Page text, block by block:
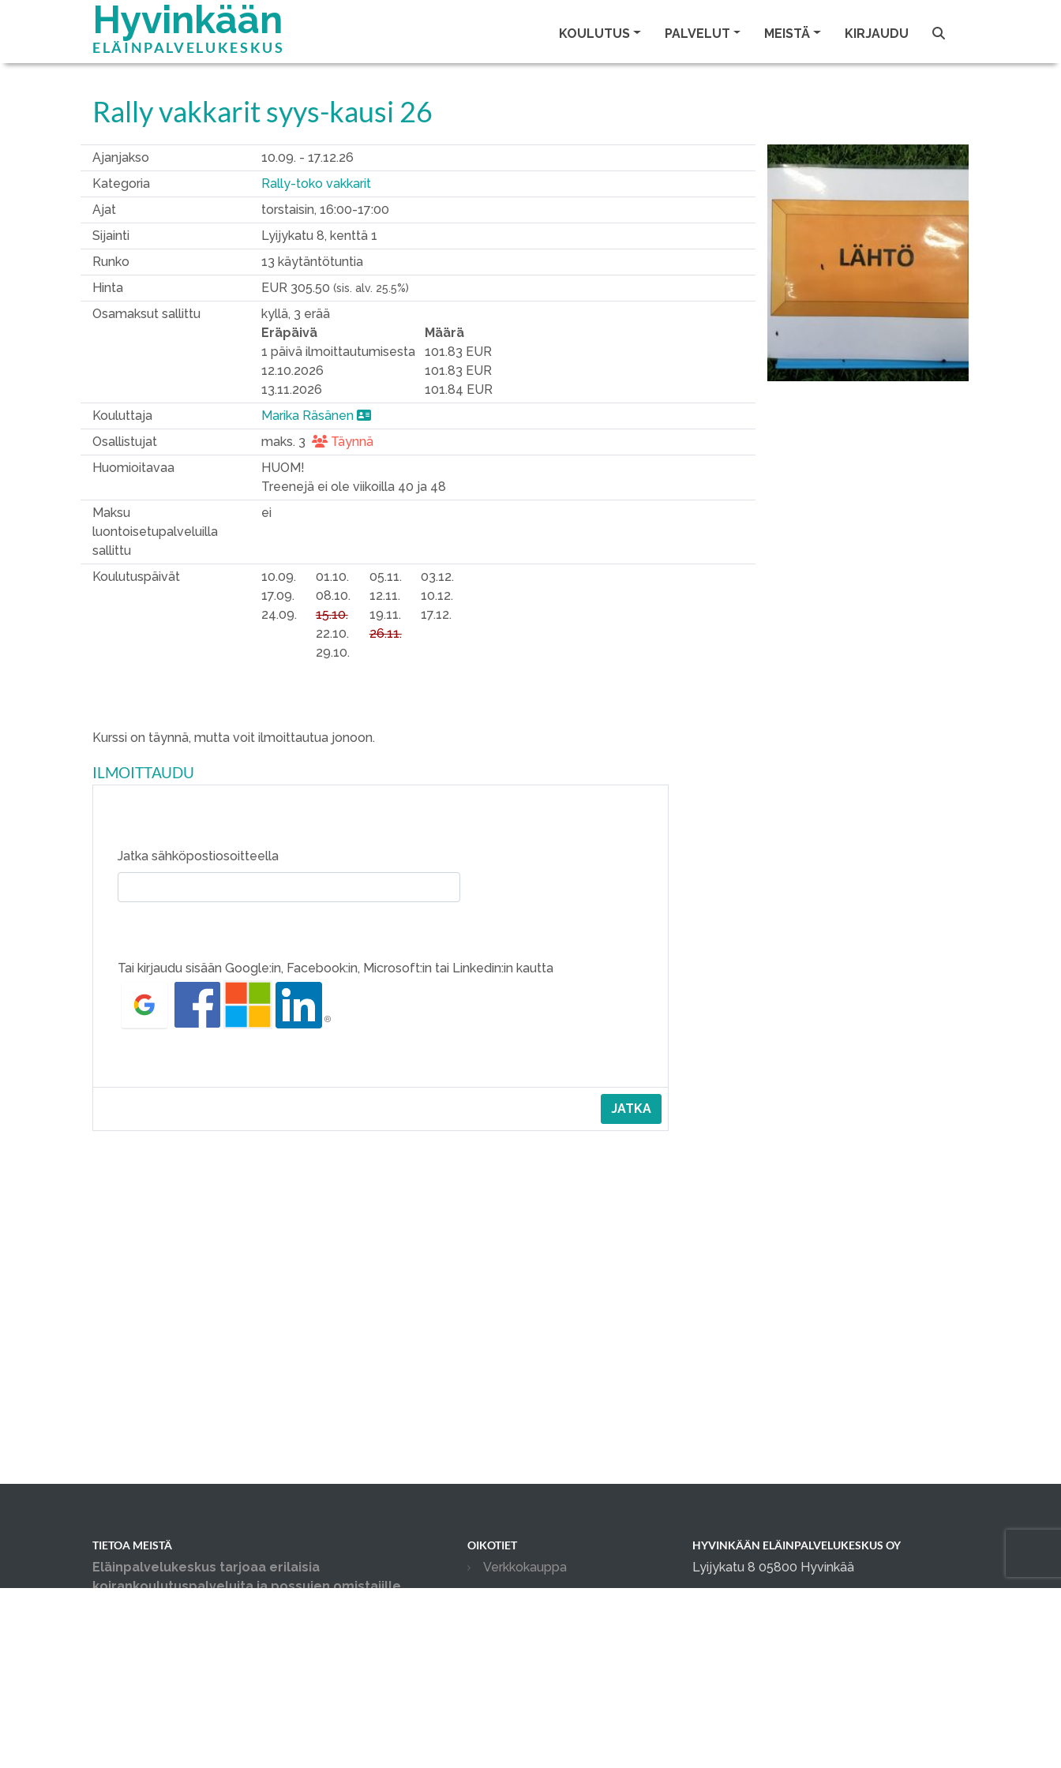
Hyvinkään
ELÄINPALVELUKESKUS
KOULUTUS PALVELUT MEISTÄ KIRJAUDU
Rally vakkarit syys-kausi 26
Ajanjakso
10.09. - 17.12.26
Kategoria
Rally-toko vakkarit
Ajat
torstaisin, 16:00-17:00
Sijainti
Lyijykatu 8, kenttä 1
Runko
13 käytäntötuntia
Hinta
EUR 305.50 (sis. alv. 25.5%)
Osamaksut sallittu
kyllä, 3 erää
Eräpäivä
Määrä
1 päivä ilmoittautumisesta
101.83 EUR
12.10.2026
101.83 EUR
13.11.2026
101.84 EUR
Kouluttaja
Marika Räsänen
Osallistujat
maks. 3
Täynnä
Huomioitavaa
HUOM!
Treenejä ei ole viikoilla 40 ja 48
Maksu
luontoisetupalveluilla
sallittu
ei
Koulutuspäivät
10.09.
17.09.
24.09.
01.10.
08.10.
15.10.
22.10.
29.10.
05.11.
12.11.
19.11.
26.11.
03.12.
10.12.
17.12.
Kurssi on täynnä, mutta voit ilmoittautua jonoon.
ILMOITTAUDU
Jatka sähköpostiosoitteella
Tai kirjaudu sisään Google:in, Facebook:in, Microsoft:in tai Linkedin:in kautta
JATKA
TIETOA MEISTÄ
Eläinpalvelukeskus tarjoaa erilaisia
koirankoulutuspalveluita ja possujen omistajille
OIKOTIET
Verkkokauppa
HYVINKÄÄN ELÄINPALVELUKESKUS OY
Lyijykatu 8 05800 Hyvinkää